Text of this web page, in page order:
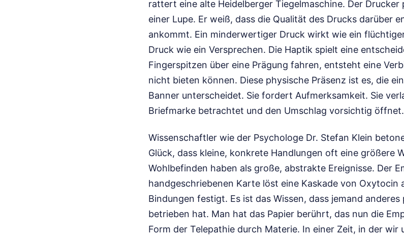
rattert eine alte Heidelberger Tiegelmaschine. Der
einer Lupe. Er weiß, dass die Qualität des Drucks darüber
ankommt. Ein minderwertiger Druck wirkt wie ein
Druck wie ein Versprechen. Die Haptik spielt eine
Fingerspitzen über eine Prägung fahren, entsteht eine
nicht bieten können. Diese physische Präsenz ist es, die
Banner unterscheidet. Sie fordert Aufmerksamkeit. Sie
Briefmarke betrachtet und den Umschlag vorsichtig öffnet.
Wissenschaftler wie der Psychologe Dr. Stefan Klein
Glück, dass kleine, konkrete Handlungen oft eine größere
Wohlbefinden haben als große, abstrakte Ereignisse. Der
handgeschriebenen Karte löst eine Kaskade von Oxytocin
Bindungen festigt. Es ist das Wissen, dass jemand
betrieben hat. Man hat das Papier berührt, das nun die
Form der Telepathie durch Materie. In einer Zeit, in der